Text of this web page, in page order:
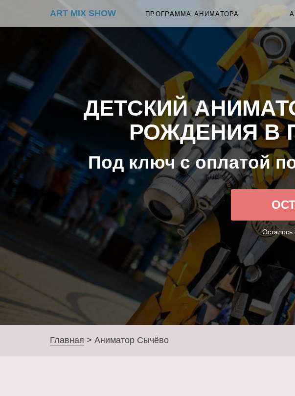
ART MIX SHOW ПРОГРАММА АНИМАТОРА
ДЕТСКИЙ
РОЖДЕНИЯ В
Под ключ с оплатой
Осталось
Главная > Аниматор Сычёво